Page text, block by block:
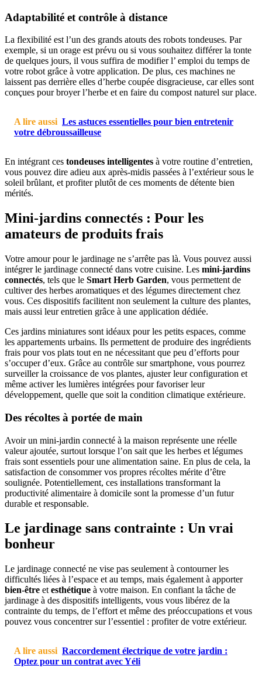
Adaptabilité et contrôle à distance
La flexibilité est l’un des grands atouts des robots tondeuses. Par
exemple, si un orage est prévu ou si vous souhaitez différer la tonte
de quelques jours, il vous suffira de modifier l’ emploi du temps de
votre robot grâce à votre application. De plus, ces machines ne
laissent pas derrière elles d’herbe coupée disgracieuse, car elles sont
conçues pour broyer l’herbe et en faire du compost naturel sur place.
A lire aussi Les astuces essentielles pour bien entretenir
votre débroussailleuse
En intégrant ces tondeuses intelligentes à votre routine d’entretien,
vous pouvez dire adieu aux après-midis passées à l’extérieur sous le
soleil brûlant, et profiter plutôt de ces moments de détente bien
mérités.
Mini-jardins connectés : Pour les
amateurs de produits frais
Votre amour pour le jardinage ne s’arrête pas là. Vous pouvez aussi
intégrer le jardinage connecté dans votre cuisine. Les mini-jardins
connectés, tels que le Smart Herb Garden, vous permettent de
cultiver des herbes aromatiques et des légumes directement chez
vous. Ces dispositifs facilitent non seulement la culture des plantes,
mais aussi leur entretien grâce à une application dédiée.
Ces jardins miniatures sont idéaux pour les petits espaces, comme
les appartements urbains. Ils permettent de produire des ingrédients
frais pour vos plats tout en ne nécessitant que peu d’efforts pour
s’occuper d’eux. Grâce au contrôle sur smartphone, vous pourrez
surveiller la croissance de vos plantes, ajuster leur configuration et
même activer les lumières intégrées pour favoriser leur
développement, quelle que soit la condition climatique extérieure.
Des récoltes à portée de main
Avoir un mini-jardin connecté à la maison représente une réelle
valeur ajoutée, surtout lorsque l’on sait que les herbes et légumes
frais sont essentiels pour une alimentation saine. En plus de cela, la
satisfaction de consommer vos propres récoltes mérite d’être
soulignée. Potentiellement, ces installations transformant la
productivité alimentaire à domicile sont la promesse d’un futur
durable et responsable.
Le jardinage sans contrainte : Un vrai
bonheur
Le jardinage connecté ne vise pas seulement à contourner les
difficultés liées à l’espace et au temps, mais également à apporter
bien-être et esthétique à votre maison. En confiant la tâche de
jardinage à des dispositifs intelligents, vous vous libérez de la
contrainte du temps, de l’effort et même des préoccupations et vous
pouvez vous concentrer sur l’essentiel : profiter de votre extérieur.
A lire aussi Raccordement électrique de votre jardin :
Optez pour un contrat avec Yéli